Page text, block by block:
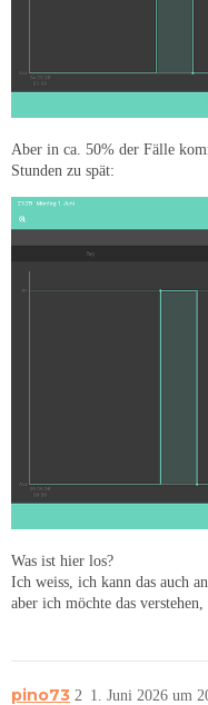
Aber in ca. 50% der Fälle
Stunden zu spät:
Was ist hier los?
Ich weiss, ich kann das auch
aber ich möchte das
pino73 1. Juni 2026 um
2